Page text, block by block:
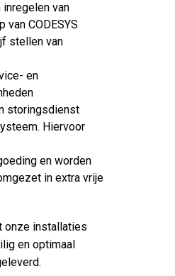
inregelen van
van CODESYS
stellen van
en
storingsdienst
Hiervoor
en worden
in extra vrije
onze installaties
en optimaal